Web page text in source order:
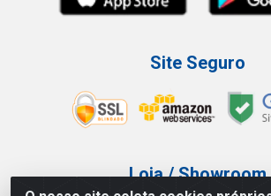
Site Seguro
Loja / Showroom